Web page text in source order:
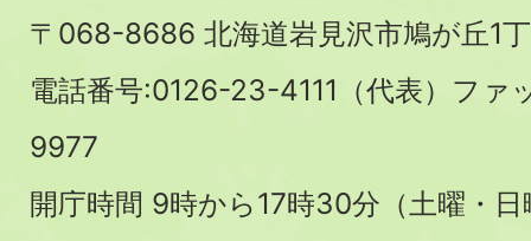
〒068-8686 北海道岩見沢市鳩が丘1
電話番号:0126-23-4111（代表）フ
9977
開庁時間 9時から17時30分（土曜・